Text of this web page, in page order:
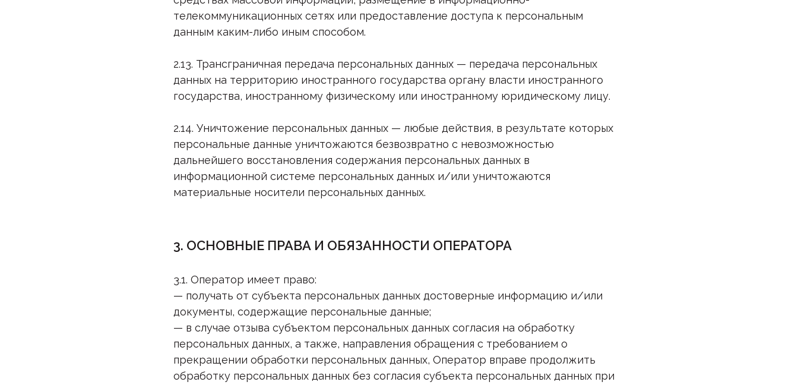
телекоммуникационных сетях или предоставление доступа к персональным
данным каким-либо иным способом.
2.13. Трансграничная передача персональных данных — передача персональных
данных на территорию иностранного государства органу власти иностранного
государства, иностранному физическому или иностранному юридическому лицу.
2.14. Уничтожение персональных данных — любые действия, в результате которых
персональные данные уничтожаются безвозвратно с невозможностью
дальнейшего восстановления содержания персональных данных в
информационной системе персональных данных и/или уничтожаются
материальные носители персональных данных.
3. ОСНОВНЫЕ ПРАВА И ОБЯЗАННОСТИ ОПЕРАТОРА
3.1. Оператор имеет право:
— получать от субъекта персональных данных достоверные информацию и/или
документы, содержащие персональные данные;
— в случае отзыва субъектом персональных данных согласия на обработку
персональных данных, а также, направления обращения с требованием о
прекращении обработки персональных данных, Оператор вправе продолжить
обработку персональных данных без согласия субъекта персональных данных при